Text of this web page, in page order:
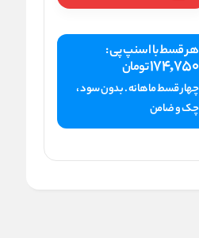
هر قسط با اسنپ پی :
174,750تومان
چهار قسط ماهانه . بدون سود ،
چک و ضامن